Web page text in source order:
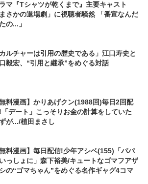
ラマ『Tシャツが乾くまで』主要キャスト
まさかの退場劇」に視聴者騒然 「番宣なんだ
の...」
カルチャーは引用の歴史である」江口寿史と
毅宏、“引用と継承”をめぐる対話
無料漫画】かりあげクン(1988回)毎日2回配
デート」こっそりお金の計算をしていた
が.../植田まさし
無料漫画】毎日配信!少年アシベ(155)「パパ
っしょに」森下裕美/キュートなゴマフアザ
の“ゴマちゃん”をめぐる名作ギャグ4コマ